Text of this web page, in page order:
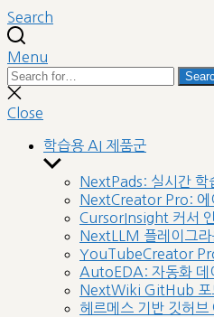
Search
Menu
Search
for:
Close
search
Close
학습용 AI 제품군
Show
sub
menu
NextPads: 실시간 학
NextCreator Pro: 에
CursorInsight 커서
NextLLM 플레이그라
YouTubeCreator
AutoEDA: 자동화 데
NextWiki GitHub 포
헤르메스 기반 깃허브